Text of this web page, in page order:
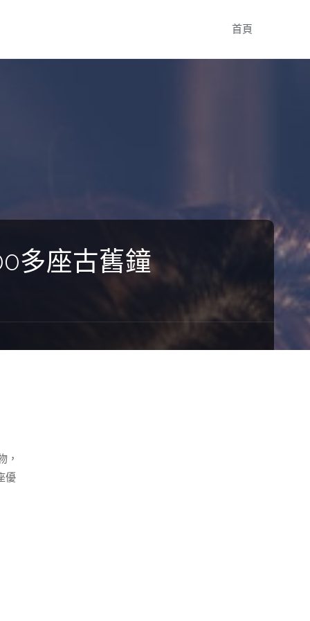
首頁
多座古舊鐘
，
優